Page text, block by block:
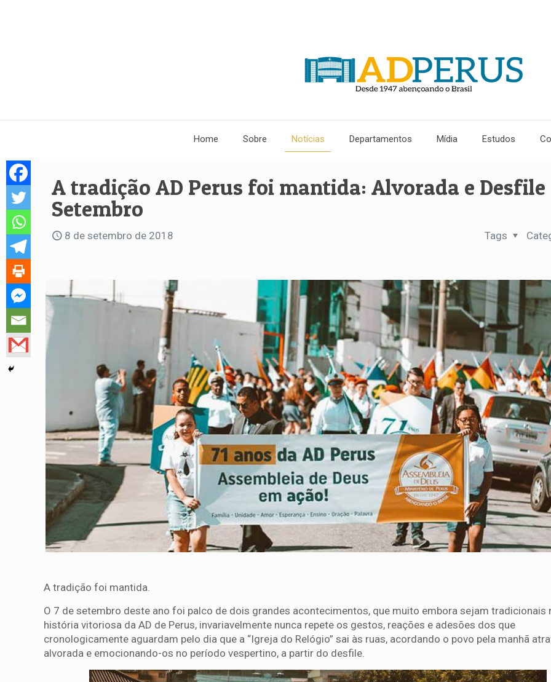
Home Sobre Notícias Departamentos Mídia Estudos
A tradição AD Perus foi mantida: Alvorada e Desfile
Setembro
8 de setembro de 2018 Tags
A tradição foi mantida.
O 7 de setembro deste ano foi palco de dois grandes acontecimentos, que muito embora sejam tradicionais
história vitoriosa da AD de Perus, invariavelmente nunca repete os gestos, reações e adesões dos que
cronologicamente aguardam pelo dia que a “Igreja do Relógio” sai às ruas, acordando o povo pela manhã
alvorada e emocionando-os no período vespertino, a partir do desfile.